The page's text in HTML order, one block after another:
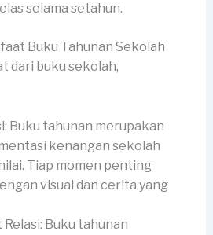
selama setahun.
Buku Tahunan Sekolah
dari buku sekolah,
Buku tahunan merupakan
kenangan sekolah
Tiap momen penting
visual dan cerita yang
Buku tahunan